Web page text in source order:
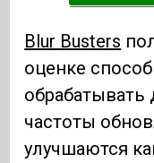
Blur Busters
оценке
частоты
улучшаются